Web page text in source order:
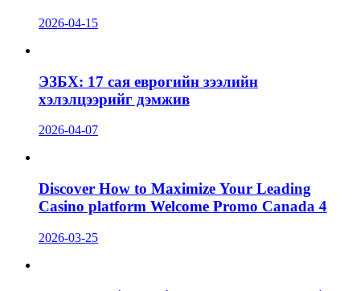
2026-04-15
ЭЗБХ: 17 сая еврогийн зээлийн
хэлэлцээрийг дэмжив
2026-04-07
Discover How to Maximize Your Leading
Casino platform Welcome Promo Canada 4
2026-03-25